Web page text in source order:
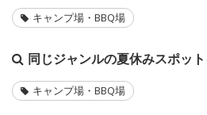
キャンプ場・BBQ場
同じジャンルの夏休みスポット
キャンプ場・BBQ場